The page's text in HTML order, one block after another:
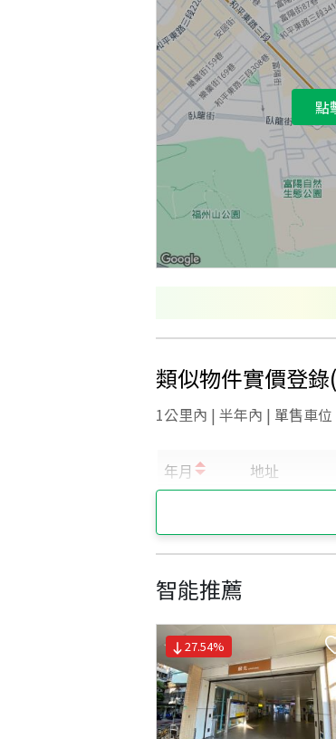
點
類似物件實價登錄(
1公里內 | 半年內 | 單售車位
智能推薦
27.54%